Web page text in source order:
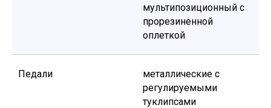
мультипозиционный с
прорезиненной
оплеткой
Педали
металлические с
регулируемыми
туклипсами
© 2011-2026 GENAU ТОО «Sortex Techno». Все права защищены.
Цены у дилеров и розничных магазинах компании
Genau могут отличаться от указанных на сайте. Вы
принимаете условия политики конфиденциальности и
пользовательского соглашения каждый раз, когда
оставляете свои данные в любой форме обратной